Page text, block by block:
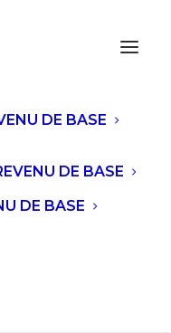
DE BASE
DE BASE
DE BASE
à
d’été